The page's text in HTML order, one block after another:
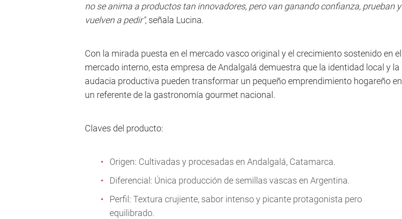
no se anima a productos tan innovadores, pero van ganando confianza, prueban y
vuelven a pedir", señala Lucina.
Con la mirada puesta en el mercado vasco original y el crecimiento sostenido en el
mercado interno, esta empresa de Andalgalá demuestra que la identidad local y la
audacia productiva pueden transformar un pequeño emprendimiento hogareño en
un referente de la gastronomía gourmet nacional.
Claves del producto:
Origen: Cultivadas y procesadas en Andalgalá, Catamarca.
Diferencial: Única producción de semillas vascas en Argentina.
Perfil: Textura crujiente, sabor intenso y picante protagonista pero
equilibrado.